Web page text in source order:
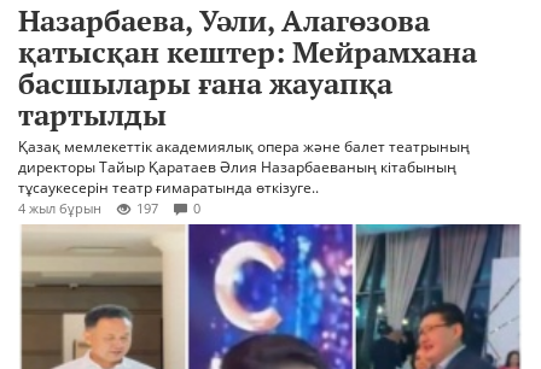
Назарбаева, Уәли, Алагөзова
қатысқан кештер: Мейрамхана
басшылары ғана жауапқа
тартылды
Қазақ мемлекеттік академиялық опера және балет театрының
директоры Тайыр Қаратаев Әлия Назарбаеваның кітабының
тұсаукесерін театр ғимаратында өткізуге..
4 жыл бұрын 197 0